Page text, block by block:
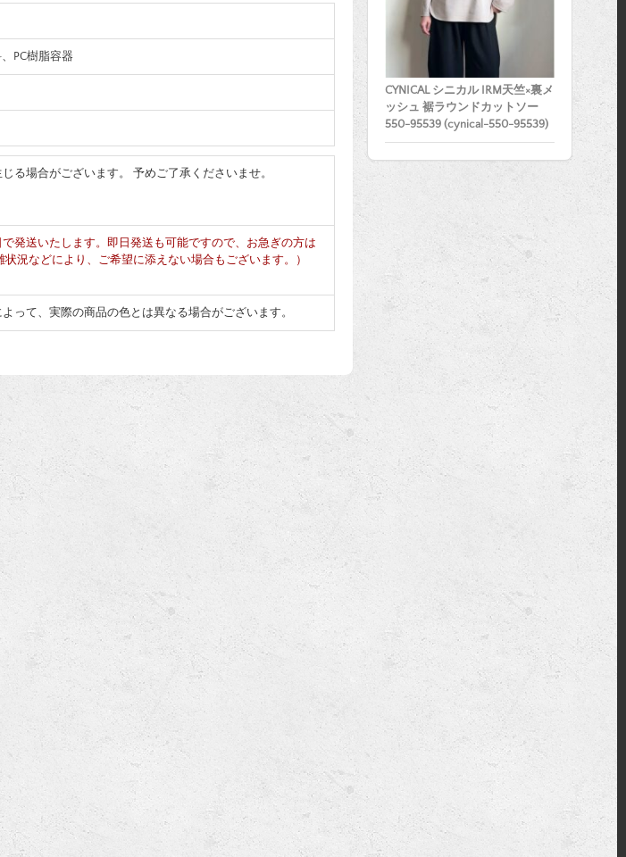
PC樹脂容器
る場合がございます。 予めご了承くださいませ。
発送いたします。即日発送も可能ですので、お急ぎの方は
況などにより、ご希望に添えない場合もございます。）
って、実際の商品の色とは異なる場合がございます。
CYNICAL シニカル IRM天竺×裏メ
ッシュ 裾ラウンドカットソー
550-95539 (cynical-550-95539)